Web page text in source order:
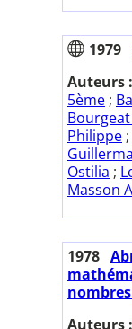
1979
Auteurs :
5ème ;
Philippe ;
Ostilia ;
Masson
1978
Auteurs :